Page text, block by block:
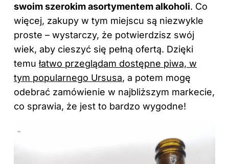
swoim szerokim asortymentem alkoholi. Co
więcej, zakupy w tym miejscu są niezwykle
proste – wystarczy, że potwierdzisz swój
wiek, aby cieszyć się pełną ofertą. Dzięki
temułatwo przeglądam dostępne piwa, w
tym popularnego Ursusa, a potem mogę
odebrać zamówienie w najbliższym markecie,
co sprawia, że jest to bardzo wygodne!